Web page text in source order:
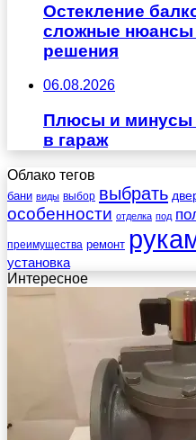
Остекление
сложные
решения
06.08.2026
Плюсы и минусы
в гараж
Облако тегов
бани виды выбор выбрать
особенности отделка под
преимущества ремонт
установка
Интересное